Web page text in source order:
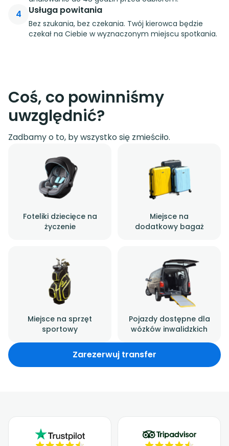
4 Usługa powitania
Bez szukania, bez czekania. Twój kierowca będzie
czekał na Ciebie w wyznaczonym miejscu spotkania.
Coś, co powinniśmy
uwzględnić?
Zadbamy o to, by wszystko się zmieściło.
Foteliki dziecięce na
życzenie
Miejsce na
dodatkowy bagaż
Miejsce na sprzęt
sportowy
Pojazdy dostępne dla
wózków inwalidzkich
Zarezerwuj transfer